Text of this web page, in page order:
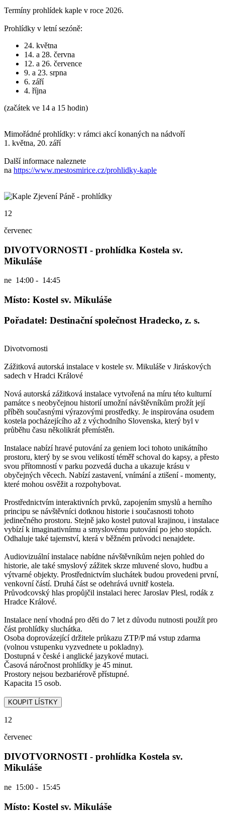
Termíny prohlídek kaple v roce 2026.
Prohlídky v letní sezóně:
24. května
14. a 28. června
12. a 26. července
9. a 23. srpna
6. září
4. října
(začátek ve 14 a 15 hodin)
Mimořádné prohlídky: v rámci akcí konaných na nádvoří
1. května, 20. září
Další informace naleznete
na https://www.mestosmirice.cz/prohlidky-kaple
12
červenec
DIVOTVORNOSTI - prohlídka Kostela sv.
Mikuláše
ne 14:00 - 14:45
Místo: Kostel sv. Mikuláše
Pořadatel: Destinační společnost Hradecko, z. s.
Divotvornosti
Zážitková autorská instalace v kostele sv. Mikuláše v Jiráskových
sadech v Hradci Králové
Nová autorská zážitková instalace vytvořená na míru této kulturní
památce s neobyčejnou historií umožní návštěvníkům prožít její
příběh současnými výrazovými prostředky. Je inspirována osudem
kostela pocházejícího až z východního Slovenska, který byl v
průběhu času několikrát přemístěn.
Instalace nabízí hravé putování za geniem loci tohoto unikátního
prostoru, který by se svou velikostí téměř schoval do kapsy, a přesto
svou přítomností v parku pozvedá ducha a ukazuje krásu v
obyčejných věcech. Nabízí zastavení, vnímání a ztišení - momenty,
které mohou osvěžit a rozpohybovat.
Prostřednictvím interaktivních prvků, zapojením smyslů a herního
principu se návštěvníci dotknou historie i současnosti tohoto
jedinečného prostoru. Stejně jako kostel putoval krajinou, i instalace
vybízí k imaginativnímu a smyslovému putování po jeho stopách.
Odhaluje také tajemství, která v běžném průvodci nenajdete.
Audiovizuální instalace nabídne návštěvníkům nejen pohled do
historie, ale také smyslový zážitek skrze mluvené slovo, hudbu a
výtvarné objekty. Prostřednictvím sluchátek budou provedeni první,
venkovní částí. Druhá část se odehrává uvnitř kostela.
Průvodcovský hlas propůjčil instalaci herec Jaroslav Plesl, rodák z
Hradce Králové.
Instalace není vhodná pro děti do 7 let z důvodu nutnosti použít pro
část prohlídky sluchátka.
Osoba doprovázející držitele průkazu ZTP/P má vstup zdarma
(volnou vstupenku vyzvednete u pokladny).
Dostupná v české i anglické jazykové mutaci.
Časová náročnost prohlídky je 45 minut.
Prostory nejsou bezbariérově přístupné.
Kapacita 15 osob.
12
červenec
DIVOTVORNOSTI - prohlídka Kostela sv.
Mikuláše
ne 15:00 - 15:45
Místo: Kostel sv. Mikuláše